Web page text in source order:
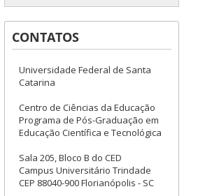
CONTATOS
Universidade Federal de Santa
Catarina
Centro de Ciências da Educação
Programa de Pós-Graduação em
Educação Científica e Tecnológica
Sala 205, Bloco B do CED
Campus Universitário Trindade
CEP 88040-900 Florianópolis - SC